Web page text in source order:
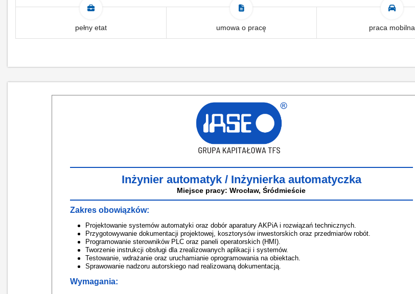
pełny etat umowa o pracę praca mobilna
Inżynier automatyk / Inżynierka automatyczka
Miejsce pracy: Wrocław, Śródmieście
Zakres obowiązków:
Projektowanie systemów automatyki oraz dobór aparatury AKPiA i rozwiązań technicznych.
Przygotowywanie dokumentacji projektowej, kosztorysów inwestorskich oraz przedmiarów robót.
Programowanie sterowników PLC oraz paneli operatorskich (HMI).
Tworzenie instrukcji obsługi dla zrealizowanych aplikacji i systemów.
Testowanie, wdrażanie oraz uruchamianie oprogramowania na obiektach.
Sprawowanie nadzoru autorskiego nad realizowaną dokumentacją.
Wymagania: